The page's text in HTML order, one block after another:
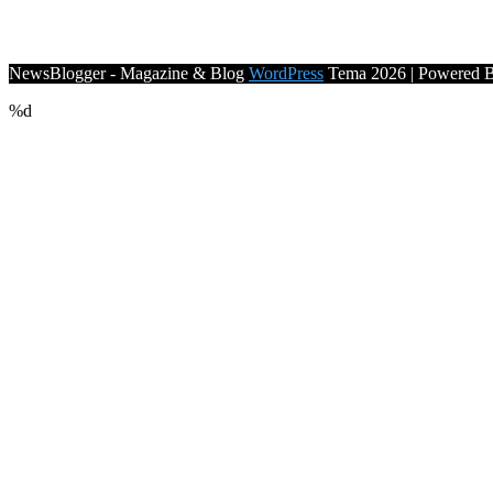
NewsBlogger - Magazine & Blog WordPress Tema 2026 | Powered
%d